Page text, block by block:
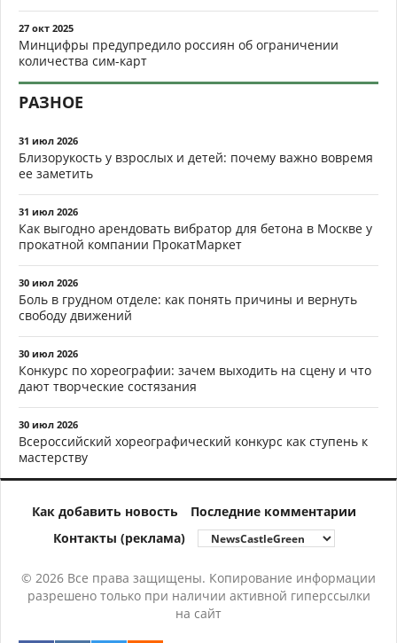
27 окт 2025
Минцифры предупредило россиян об ограничении
количества сим-карт
РАЗНОЕ
31 июл 2026
Близорукость у взрослых и детей: почему важно вовремя
ее заметить
31 июл 2026
Как выгодно арендовать вибратор для бетона в Москве у
прокатной компании ПрокатМаркет
30 июл 2026
Боль в грудном отделе: как понять причины и вернуть
свободу движений
30 июл 2026
Конкурс по хореографии: зачем выходить на сцену и что
дают творческие состязания
30 июл 2026
Всероссийский хореографический конкурс как ступень к
мастерству
Как добавить новость
Последние комментарии
Контакты (реклама)
© 2026 Все права защищены. Копирование информации
разрешено только при наличии активной гиперссылки
на сайт